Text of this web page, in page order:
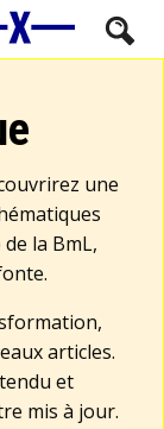
une
la BmL,
articles.
et
mis à jour.